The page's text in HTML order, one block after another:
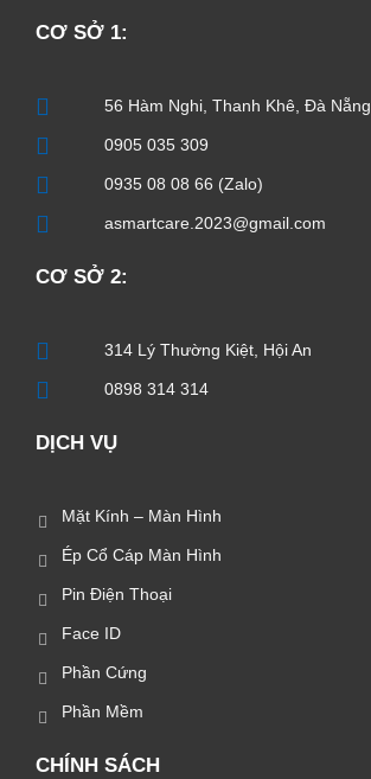
CƠ SỞ 1:
56 Hàm Nghi, Thanh Khê, Đà Nẵng
0905 035 309
0935 08 08 66 (Zalo)
asmartcare.2023@gmail.com
CƠ SỞ 2:
314 Lý Thường Kiệt, Hội An
0898 314 314
DỊCH VỤ
Mặt Kính – Màn Hình
Ép Cổ Cáp Màn Hình
Pin Điện Thoại
Face ID
Phần Cứng
Phần Mềm
CHÍNH SÁCH